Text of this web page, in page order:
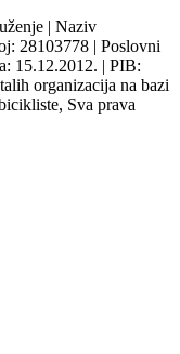
| Naziv
28103778 | Poslovni
15.12.2012. | PIB:
organizacija na bazi
Sva prava